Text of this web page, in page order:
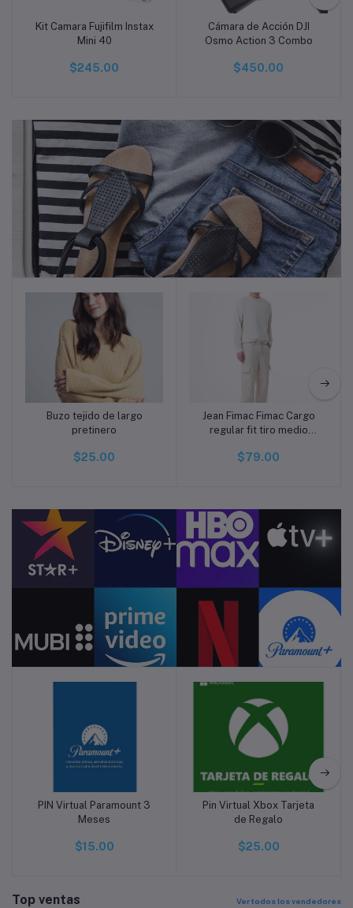
Añadir a la cesta
Kit Camara Fujifilm Instax
Mini 40
$245.00
Añadir a la cesta
Cámara de Acción DJI
Osmo Action 3 Combo
$450.00
Añadir a la cesta
Buzo tejido de largo
pretinero
$25.00
Añadir a la cesta
Jean Fimac Fimac Cargo
regular fit tiro medio
$79.00
Añadir a la cesta
PIN Virtual Paramount 3
Meses
$15.00
Añadir a la cesta
Pin Virtual Xbox Tarjeta
de Regalo
$25.00
Top ventas Ver todos los vendedores